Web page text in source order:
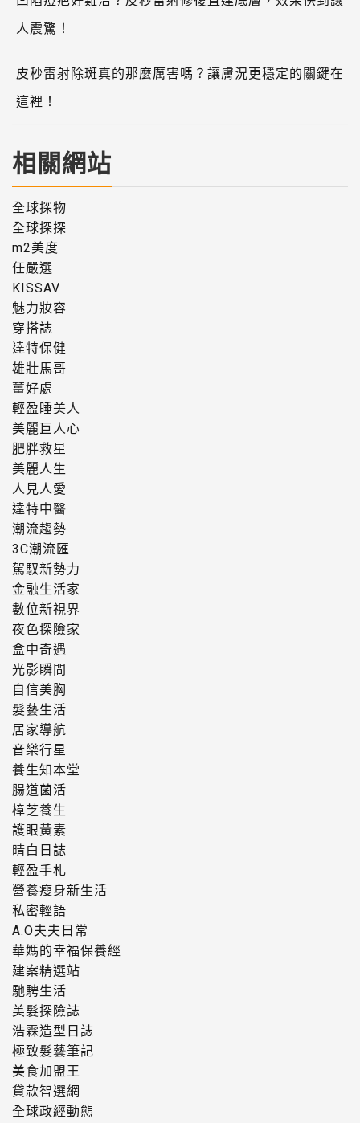
人震驚！
皮秒雷射除斑真的那麼厲害嗎？讓膚況更穩定的關鍵在
這裡！
相關網站
全球探物
全球探探
m2美度
任嚴選
KISSAV
魅力妝容
穿搭誌
達特保健
雄壯馬哥
薑好處
輕盈睡美人
美麗巨人心
肥胖救星
美麗人生
人見人愛
達特中醫
潮流趨勢
3C潮流匯
駕馭新勢力
金融生活家
數位新視界
夜色探險家
盒中奇遇
光影瞬間
自信美胸
髮藝生活
居家導航
音樂行星
養生知本堂
腸道菌活
樟芝養生
護眼黃素
晴白日誌
輕盈手札
營養瘦身新生活
私密輕語
A.O夫夫日常
華媽的幸福保養經
建案精選站
馳騁生活
美髮探險誌
浩霖造型日誌
極致髮藝筆記
美食加盟王
貸款智選網
全球政經動態